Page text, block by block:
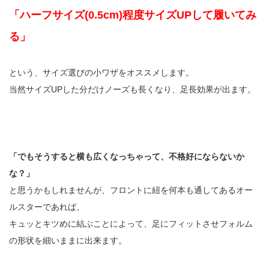
「ハーフサイズ(0.5cm)程度サイズUPして履いてみ
る」
という、サイズ選びの小ワザをオススメします。
当然サイズUPした分だけノーズも長くなり、足長効果が出ます。
「でもそうすると横も広くなっちゃって、不格好にならないか
な？」
と思うかもしれませんが、フロントに紐を何本も通してあるオー
ルスターであれば、
キュッとキツめに結ぶことによって、足にフィットさせフォルム
の形状を細いままに出来ます。